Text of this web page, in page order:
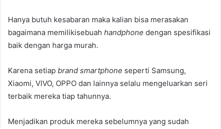
Hanya butuh kesabaran maka kalian bisa merasakan
bagaimana memilikisebuah handphone dengan spesifikasi
baik dengan harga murah.
Karena setiap brand smartphone seperti Samsung,
Xiaomi, VIVO, OPPO dan lainnya selalu mengeluarkan seri
terbaik mereka tiap tahunnya.
Menjadikan produk mereka sebelumnya yang sudah